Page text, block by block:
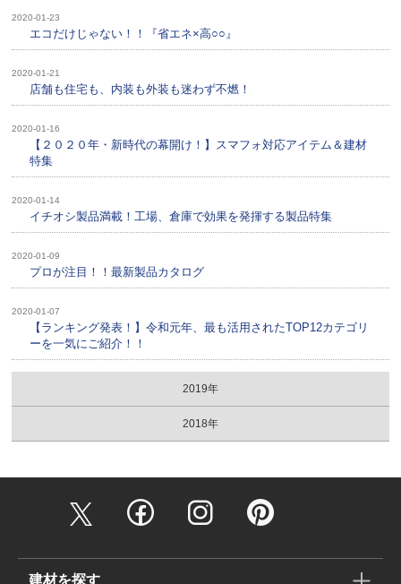
2020-01-23
エコだけじゃない！！『省エネ×高○○』
2020-01-21
店舗も住宅も、内装も外装も迷わず不燃！
2020-01-16
【２０２０年・新時代の幕開け！】スマフォ対応アイテム＆建材
特集
2020-01-14
イチオシ製品満載！工場、倉庫で効果を発揮する製品特集
2020-01-09
プロが注目！！最新製品カタログ
2020-01-07
【ランキング発表！】令和元年、最も活用されたTOP12カテゴリ
ーを一気にご紹介！！
2019年
2018年
建材を探す